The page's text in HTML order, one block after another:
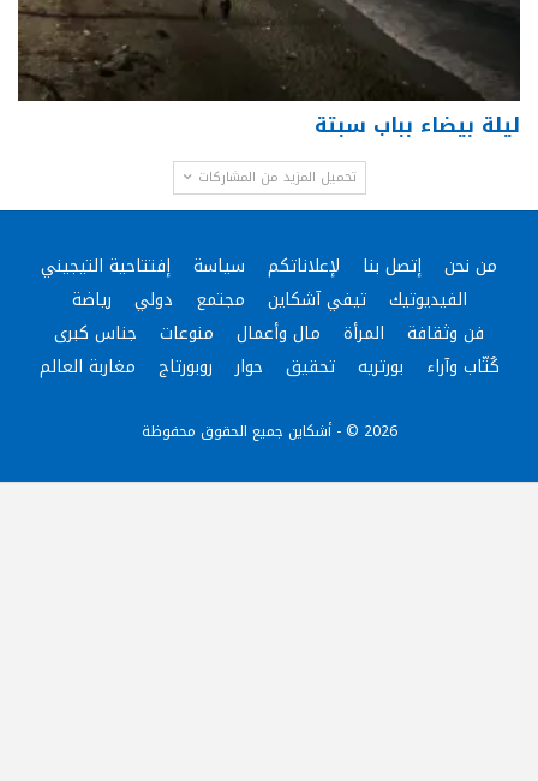
ليلة بيضاء بباب سبتة
تحميل المزيد من المشاركات
من نحن إتصل بنا لإعلاناتكم سياسة
إفتتاحية التيجيني
الفيديوتيك
تيفي آشكاين مجتمع دولي
رياضة
فن وثقافة
المرأة مال وأعمال منوعات
جناس كبرى
كُتّاب وآراء
بورتريه تحقيق حوار روبورتاج مغاربة العالم
2026 © - أشكاين جميع الحقوق محفوظة